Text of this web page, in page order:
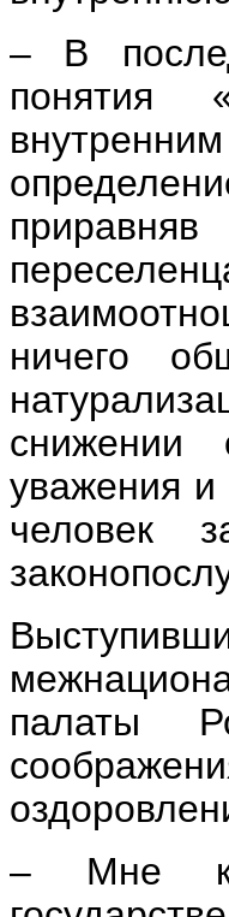
– В
понятия
ничего
снижении
уважения
человек
палаты
– Мне